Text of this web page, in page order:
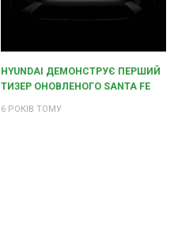
HYUNDAI ДЕМОНСТРУЄ ПЕРШИЙ
ТИЗЕР ОНОВЛЕНОГО SANTA FE
6 РОКІВ ТОМУ